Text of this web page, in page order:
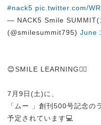
#nack5 pic.twitter.com/
— NACK5 Smile SUMMIT(
(@smilesummit795) June
😊SMILE LEARNING✍🏻
7月9日(土)に、
「ムー 」創刊500号記念の
予定されています💻